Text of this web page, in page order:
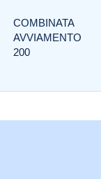
COMBINATA
AVVIAMENTO
200